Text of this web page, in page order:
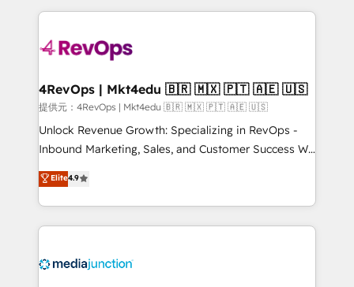
requirement). ✔️Helped over 25,000+ customers so
far with our HubSpot solutions. ✔️Bespoke apps &
on-demand bundle services. Connect with us today!
experience for your team and customers.
4RevOps | Mkt4edu 🇧🇷 🇲🇽 🇵🇹 🇦🇪 🇺🇸
提供元：4RevOps | Mkt4edu 🇧🇷 🇲🇽 🇵🇹 🇦🇪 🇺🇸
Unlock Revenue Growth: Specializing in RevOps -
Inbound Marketing, Sales, and Customer Success We
specialize in driving revenue growth for companies
across industries through tailored marketing, sales,
and customer success strategies, utilizing RevOps
methodologies. As Latin America's largest HubSpot
offer unparalleled insights. Operating in five
Elite4.9